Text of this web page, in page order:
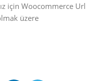
için Woocommerce Url
üzere